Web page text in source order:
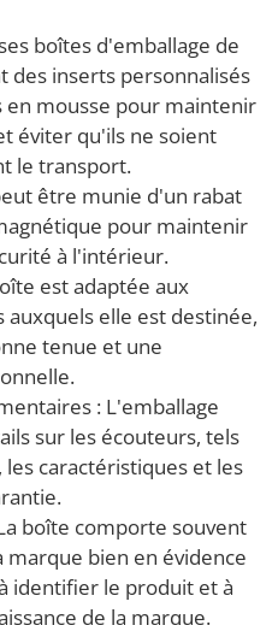
boîtes d'emballage de
des inserts personnalisés
mousse pour maintenir
éviter qu'ils ne soient
le transport.
être munie d'un rabat
pour maintenir
à l'intérieur.
est adaptée aux
elle est destinée,
tenue et une
: L'emballage
sur les écouteurs, tels
caractéristiques et les
boîte comporte souvent
marque bien en évidence
identifier le produit et à
de la marque.